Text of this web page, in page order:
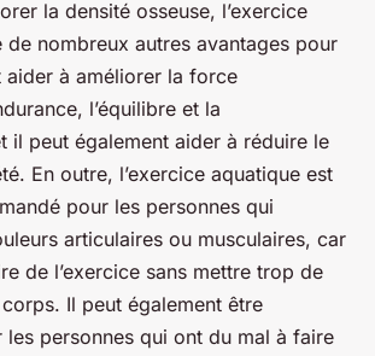
la densité osseuse, l’exercice
nombreux autres avantages pour
aider à améliorer la force
l’équilibre et la
il peut également aider à réduire le
En outre, l’exercice aquatique est
pour les personnes qui
articulaires ou musculaires, car
de l’exercice sans mettre trop de
Il peut également être
les personnes qui ont du mal à faire